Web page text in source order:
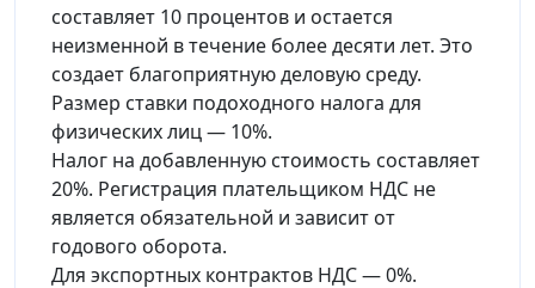
составляет 10 процентов и остается
неизменной в течение более десяти лет. Это
создает благоприятную деловую среду.
Размер ставки подоходного налога для
физических лиц — 10%.
Налог на добавленную стоимость составляет
20%. Регистрация плательщиком НДС не
является обязательной и зависит от
годового оборота.
Для экспортных контрактов НДС — 0%.